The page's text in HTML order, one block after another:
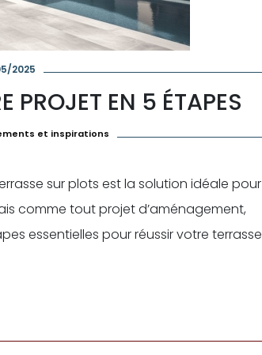
2025
PROJET EN 5 ÉTAPES
et inspirations
sur plots est la solution idéale pour
comme tout projet d’aménagement,
essentielles pour réussir votre terrasse